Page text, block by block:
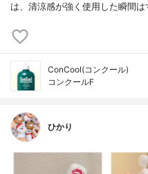
は、清涼感が強く使用した瞬間
ConCool(コンクール)
コンクールF
ひかり